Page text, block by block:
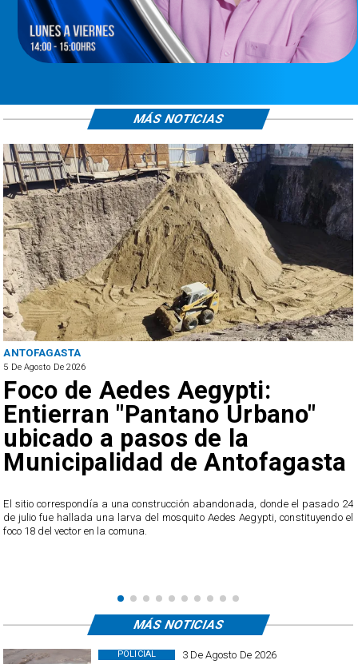
ANTOFAGASTA
5 De Agosto De 2026
Foco de Aedes Aegypti:
Entierran "Pantano Urbano"
ubicado a pasos de la
Municipalidad de Antofagasta
El sitio correspondía a una construcción abandonada, donde el pasado 24
de julio fue hallada una larva del mosquito Aedes Aegypti, constituyendo el
foco 18 del vector en la comuna.
MÁS NOTICIAS
3 De Agosto De 2026
POLICIAL
MÁS NOTICIAS